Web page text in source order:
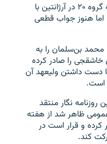
درخواست کرده در حاشیه نشست گروه ۲۰ در آرژانتین با
هنوز جواب قطعی
محمد بن‌سلمان را به
را صادر کرده
دست داشتن ولیعهد آن
است.
نگار منتقد
ظاهر شد از هفته
و قرار است در